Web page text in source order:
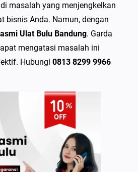
masalah yang menjengkelkan
bisnis Anda. Namun, dengan
Ulat Bulu Bandung. Garda
mengatasi masalah ini
Hubungi 0813 8299 9966